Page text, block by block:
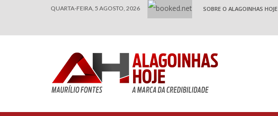
QUARTA-FEIRA, 5 AGOSTO, 2026 SOBRE O ALAGOINHAS HOJE